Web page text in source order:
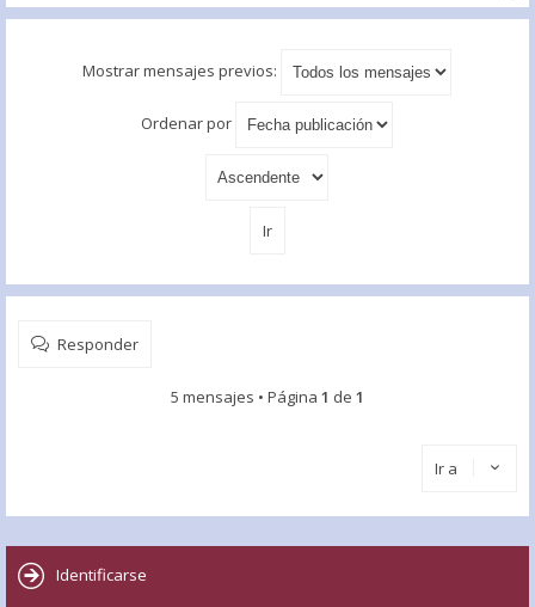
Mostrar mensajes previos:
Ordenar por
Responder
5 mensajes • Página 1 de 1
Ir a
Identificarse